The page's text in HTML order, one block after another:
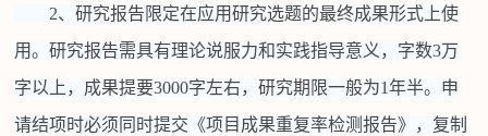
2、研究报告限定在应用研究选题的最终成果形式上使
用。研究报告需具有理论说服力和实践指导意义，字数3万
字以上，成果提要3000字左右，研究期限一般为1年半。申
请结项时必须同时提交《项目成果重复率检测报告》，复制